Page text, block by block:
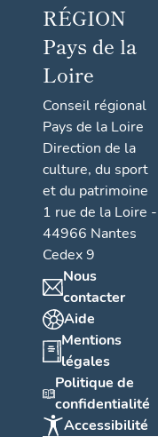
RÉGION
Pays de la
Loire
Conseil régional
Pays de la Loire
Direction de la
culture, du sport
et du patrimoine
1 rue de la Loire -
44966 Nantes
Cedex 9
Nous
contacter
Aide
Mentions
légales
Politique de
confidentialité
Accessibilité